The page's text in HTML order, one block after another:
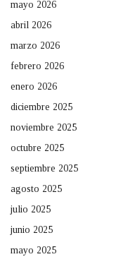
mayo 2026
abril 2026
marzo 2026
febrero 2026
enero 2026
diciembre 2025
noviembre 2025
octubre 2025
septiembre 2025
agosto 2025
julio 2025
junio 2025
mayo 2025